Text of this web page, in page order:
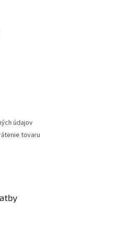
údajov
tovaru